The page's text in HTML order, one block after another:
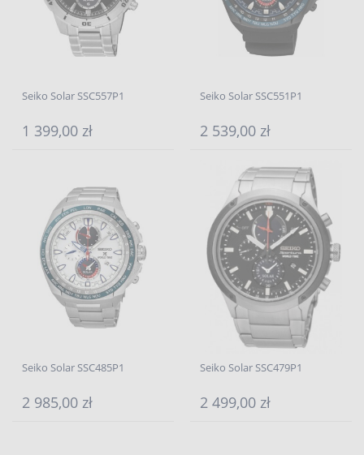
Seiko Solar SSC557P1
1 399,00 zł
Seiko Solar SSC551P1
2 539,00 zł
Seiko Solar SSC485P1
2 985,00 zł
Seiko Solar SSC479P1
2 499,00 zł